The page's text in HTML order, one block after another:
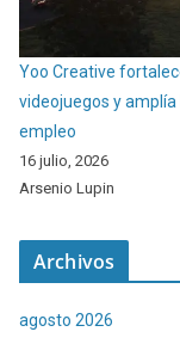
Yoo Creative
videojuegos y
empleo
16 julio, 2026
Arsenio Lupin
Archivos
agosto 2026